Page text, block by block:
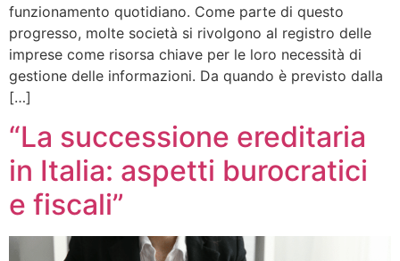
funzionamento quotidiano. Come parte di questo
progresso, molte società si rivolgono al registro delle
imprese come risorsa chiave per le loro necessità di
gestione delle informazioni. Da quando è previsto dalla
[…]
“La successione ereditaria
in Italia: aspetti burocratici
e fiscali”